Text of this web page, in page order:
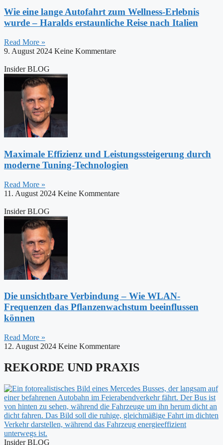
Wie eine lange Autofahrt zum Wellness-Erlebnis
wurde – Haralds erstaunliche Reise nach Italien
Read More »
9. August 2024 Keine Kommentare
Insider BLOG
Maximale Effizienz und Leistungssteigerung durch
moderne Tuning-Technologien
Read More »
11. August 2024 Keine Kommentare
Insider BLOG
Die unsichtbare Verbindung – Wie WLAN-
Frequenzen das Pflanzenwachstum beeinflussen
können
Read More »
12. August 2024 Keine Kommentare
REKORDE UND PRAXIS
Insider BLOG